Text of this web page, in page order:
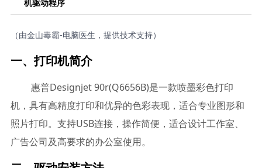
机驱动程序
（由金山毒霸-电脑医生，提供技术支持）
一、打印机简介
惠普Designjet 90r(Q6656B)是一款喷墨彩色打印
机，具有高精度打印和优异的色彩表现，适合专业图形和
照片打印。支持USB连接，操作简便，适合设计工作室、
广告公司及高要求的办公室使用。